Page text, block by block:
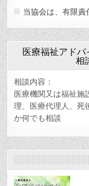
当協会は、有限責
医療福祉アド
相
相談内容：
医療機関又は福祉施
理、医療代理人、死
か何でも相談